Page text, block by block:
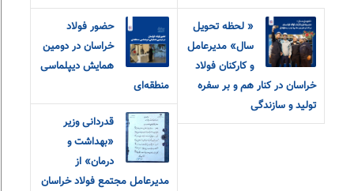
« لحظه تحویل
سال» مدیرعامل
و‌ کارکنان فولاد
خراسان در کنار هم و بر سفره
تولید و سازندگی
حضور فولاد
خراسان در دومین
همایش دیپلماسی
منطقه‌ای
قدردانی وزیر
«بهداشت و
درمان» از
مدیرعامل مجتمع فولاد خراسان